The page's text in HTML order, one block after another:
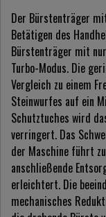
Der Bürstenträger
Betätigen des
Bürstenträger mit
Turbo-Modus. Die
Vergleich zu einem
Steinwurfes auf ein
Schutztuches wird
verringert. Das
der Maschine führt
anschließende
erleichtert. Die
mechanisches